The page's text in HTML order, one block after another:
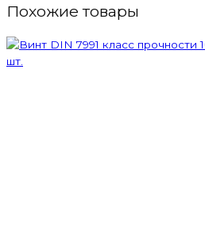
Похожие товары